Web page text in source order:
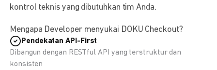
kontrol teknis yang dibutuhkan tim Anda.
Mengapa Developer menyukai DOKU Checkout?
Pendekatan API-First
Dibangun dengan RESTful API yang terstruktur dan
konsisten